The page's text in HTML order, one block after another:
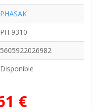
PHASAK
PH 9310
5605922026982
Disponible
€